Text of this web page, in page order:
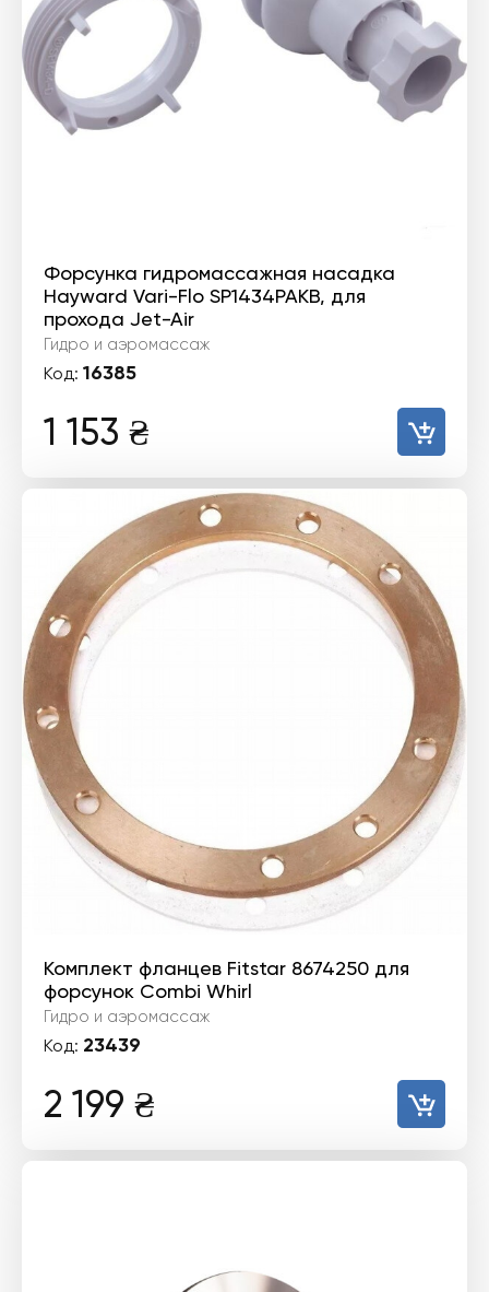
Форсунка гидромассажная насадка
Hayward Vari-Flo SP1434PAKB, для
прохода Jet-Air
Гидро и аэромассаж
Код: 16385
1 153 ₴
Комплект фланцев Fitstar 8674250 для
форсунок Combi Whirl
Гидро и аэромассаж
Код: 23439
2 199 ₴